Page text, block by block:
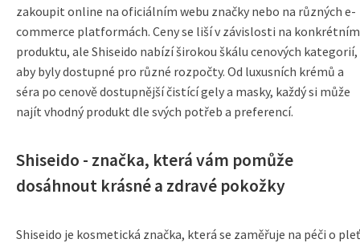
zakoupit online na oficiálním webu značky nebo na různých e-
commerce platformách. Ceny se liší v závislosti na konkrétním
produktu, ale Shiseido nabízí širokou škálu cenových kategorií,
aby byly dostupné pro různé rozpočty. Od luxusních krémů a
séra po cenově dostupnější čistící gely a masky, každý si může
najít vhodný produkt dle svých potřeb a preferencí.
Shiseido - značka, která vám pomůže
dosáhnout krásné a zdravé pokožky
Shiseido je kosmetická značka, která se zaměřuje na péči o pleť